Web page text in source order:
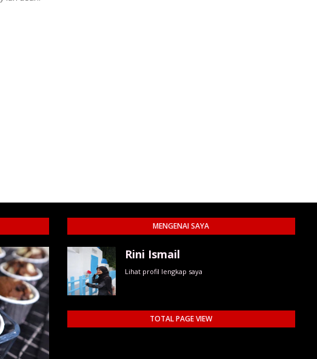
MENGENAI SAYA
Rini Ismail
Lihat profil lengkap saya
TOTAL PAGE VIEW